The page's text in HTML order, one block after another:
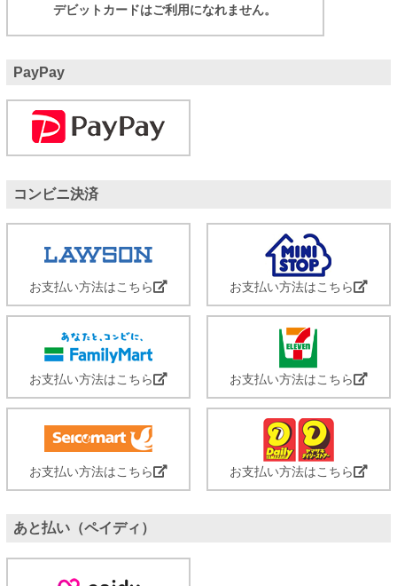
デビットカードはご利用になれません。
PayPay
コンビニ決済
お支払い方法はこちら お支払い方法はこちら
お支払い方法はこちら お支払い方法はこちら
お支払い方法はこちら お支払い方法はこちら
あと払い（ペイディ）